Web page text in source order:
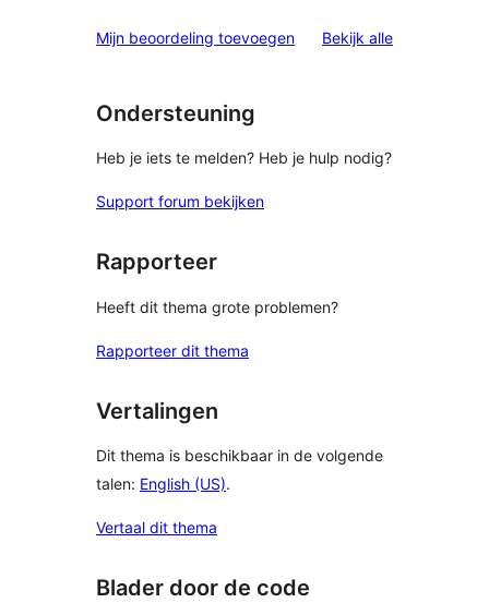
Mijn beoordeling toevoegen Bekijk alle
Ondersteuning
Heb je iets te melden? Heb je hulp nodig?
Support forum bekijken
Rapporteer
Heeft dit thema grote problemen?
Rapporteer dit thema
Vertalingen
Dit thema is beschikbaar in de volgende
talen: English (US).
Vertaal dit thema
Blader door de code